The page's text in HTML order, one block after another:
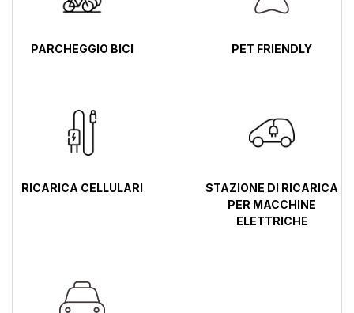
PARCHEGGIO BICI PET FRIENDLY
RICARICA CELLULARI
STAZIONE DI RICARICA
PER MACCHINE
ELETTRICHE